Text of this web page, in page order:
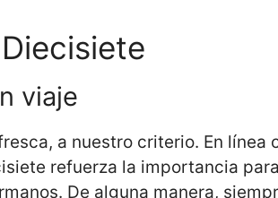
viaje
a nuestro criterio. En línea
refuerza la importancia
De alguna manera,